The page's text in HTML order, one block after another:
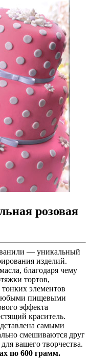
розовая
ванили — уникальный
изделий.
благодаря чему
тортов,
элементов
любыми пищевыми
эффекта
краситель.
самыми
смешиваются друг
вашего творчества.
по 600 грамм.